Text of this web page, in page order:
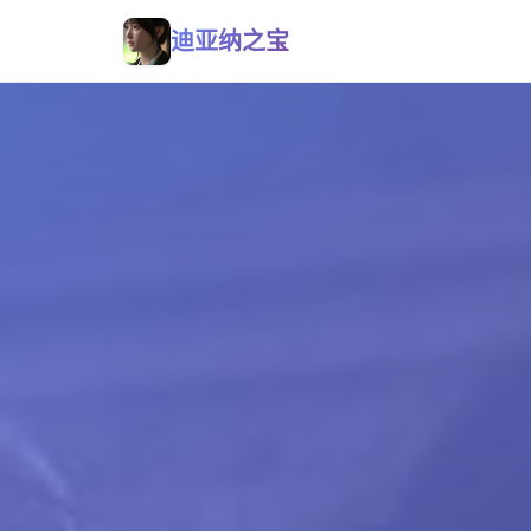
迪亚纳之宝